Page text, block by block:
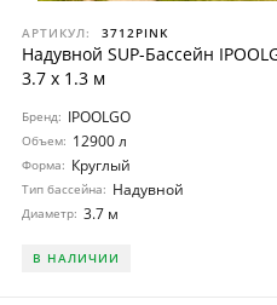
АРТИКУЛ: 3712PINK
Надувной SUP-Бассейн
3.7 x 1.3 м
Бренд: IPOOLGO
Объем: 12900 л
Форма: Круглый
Тип бассейна: Надувной
Диаметр: 3.7 м
В НАЛИЧИИ